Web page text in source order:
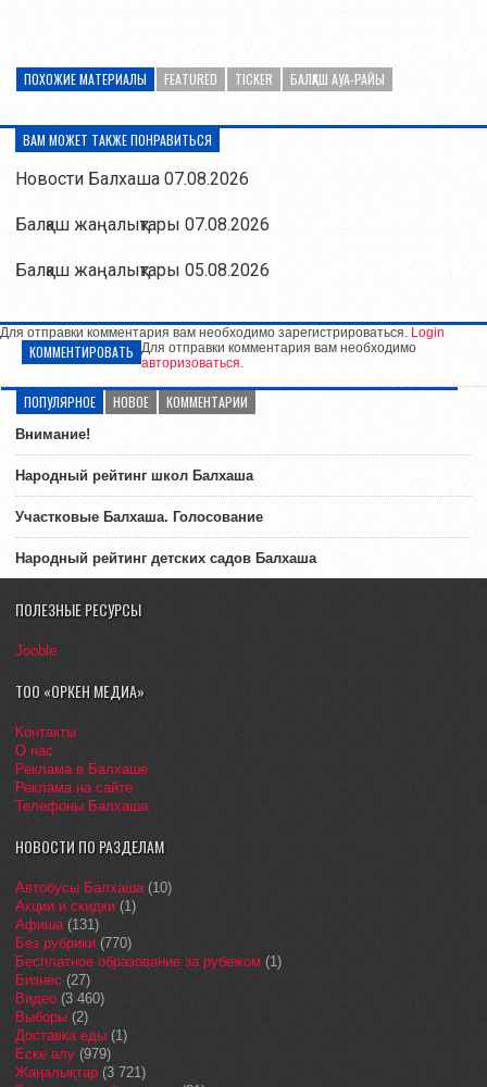
ПОХОЖИЕ МАТЕРИАЛЫ FEATURED TICKER БАЛҚАШ АУА-РАЙЫ
ВАМ МОЖЕТ ТАКЖЕ ПОНРАВИТЬСЯ
Новости Балхаша 07.08.2026
Балқаш жаңалықтары 07.08.2026
Балқаш жаңалықтары 05.08.2026
Для отправки комментария вам необходимо зарегистрироваться. Login
КОММЕНТИРОВАТЬ Для отправки комментария вам необходимо
авторизоваться.
ПОПУЛЯРНОЕ НОВОЕ КОММЕНТАРИИ
Внимание!
Народный рейтинг школ Балхаша
Участковые Балхаша. Голосование
Народный рейтинг детских садов Балхаша
ПОЛЕЗНЫЕ РЕСУРСЫ
Jooble
ТОО «ОРКЕН МЕДИА»
Контакты
О нас
Реклама в Балхаше
Реклама на сайте
Телефоны Балхаша
НОВОСТИ ПО РАЗДЕЛАМ
Автобусы Балхаша(10)
Акции и скидки (1)
Афиша(131)
Без рубрики (770)
Бесплатное образование за рубежом (1)
Бизнес (27)
Видео (3 460)
Выборы (2)
Доставка еды (1)
Еске алу (979)
Жаңалықтар (3 721)